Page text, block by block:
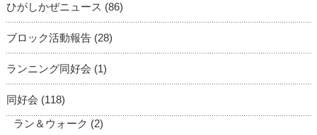
ひがしかぜニュース (86)
ブロック活動報告(28)
ランニング同好会 (1)
同好会 (118)
ラン＆ウォーク (2)